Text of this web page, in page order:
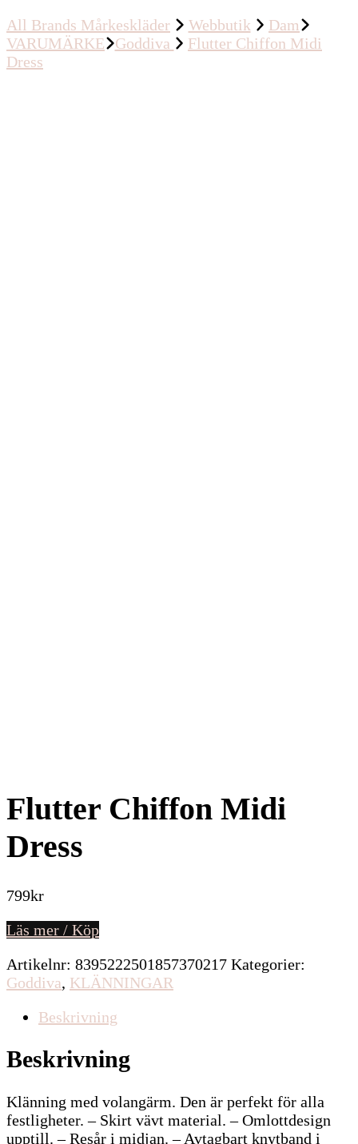
All Brands Mårkeskläder Webbutik
Dam
VARUMÄRKE
Goddiva
Flutter Chiffon Midi
Dress
Flutter Chiffon Midi
Dress
799kr
Läs mer / Köp
Artikelnr: 8395222501857370217 Kategorier:
Goddiva, KLÄNNINGAR
Beskrivning
Beskrivning
Klänning med volangärm. Den är perfekt för alla
festligheter. – Skirt vävt material. – Omlottdesign
upptill. – Resår i midjan. – Avtagbart knytband i